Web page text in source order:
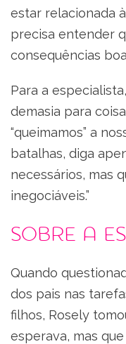
estar relacionada
precisa entender
consequências
Para a
demasia para
“queimamos” a
batalhas, diga
necessários, mas
inegociáveis.”
Sobre a
Quando
dos pais nas
filhos, Rosely
esperava, mas